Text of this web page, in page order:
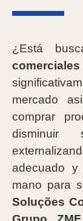
¿Está
comerciales
mercado
comprar
adecuado
mano para
Soluções